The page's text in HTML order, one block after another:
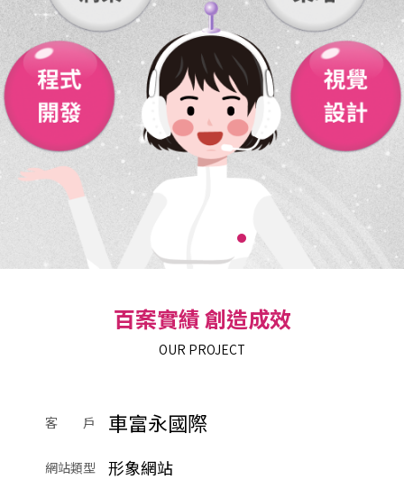
百案實績 創造成效
OUR PROJECT
客 戶 車富永國際
網站類型 形象網站